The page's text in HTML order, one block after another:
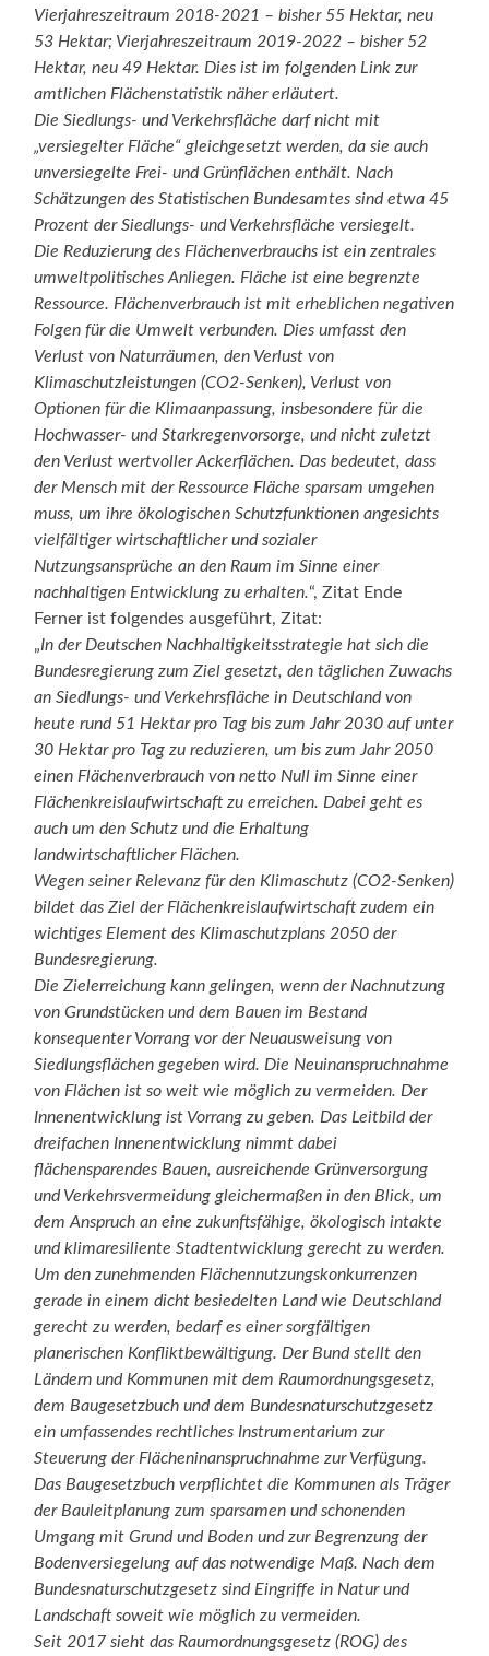
Vierjahreszeitraum 2018-2021 – bisher 55 Hektar, neu
53 Hektar; Vierjahreszeitraum 2019-2022 – bisher 52
Hektar, neu 49 Hektar. Dies ist im folgenden Link zur
amtlichen Flächenstatistik näher erläutert.
Die Siedlungs- und Verkehrsfläche darf nicht mit
„versiegelter Fläche“ gleichgesetzt werden, da sie auch
unversiegelte Frei- und Grünflächen enthält. Nach
Schätzungen des Statistischen Bundesamtes sind etwa 45
Prozent der Siedlungs- und Verkehrsfläche versiegelt.
Die Reduzierung des Flächenverbrauchs ist ein zentrales
umweltpolitisches Anliegen. Fläche ist eine begrenzte
Ressource. Flächenverbrauch ist mit erheblichen negativen
Folgen für die Umwelt verbunden. Dies umfasst den
Verlust von Naturräumen, den Verlust von
Klimaschutzleistungen (CO2-Senken), Verlust von
Optionen für die Klimaanpassung, insbesondere für die
Hochwasser- und Starkregenvorsorge, und nicht zuletzt
den Verlust wertvoller Ackerflächen. Das bedeutet, dass
der Mensch mit der Ressource Fläche sparsam umgehen
muss, um ihre ökologischen Schutzfunktionen angesichts
vielfältiger wirtschaftlicher und sozialer
Nutzungsansprüche an den Raum im Sinne einer
nachhaltigen Entwicklung zu erhalten.“, Zitat Ende
Ferner ist folgendes ausgeführt, Zitat:
„In der Deutschen Nachhaltigkeitsstrategie hat sich die
Bundesregierung zum Ziel gesetzt, den täglichen Zuwachs
an Siedlungs- und Verkehrsfläche in Deutschland von
heute rund 51 Hektar pro Tag bis zum Jahr 2030 auf unter
30 Hektar pro Tag zu reduzieren, um bis zum Jahr 2050
einen Flächenverbrauch von netto Null im Sinne einer
Flächenkreislaufwirtschaft zu erreichen. Dabei geht es
auch um den Schutz und die Erhaltung
landwirtschaftlicher Flächen.
Wegen seiner Relevanz für den Klimaschutz (CO2-Senken)
bildet das Ziel der Flächenkreislaufwirtschaft zudem ein
wichtiges Element des Klimaschutzplans 2050 der
Bundesregierung.
Die Zielerreichung kann gelingen, wenn der Nachnutzung
von Grundstücken und dem Bauen im Bestand
konsequenter Vorrang vor der Neuausweisung von
Siedlungsflächen gegeben wird. Die Neuinanspruchnahme
von Flächen ist so weit wie möglich zu vermeiden. Der
Innenentwicklung ist Vorrang zu geben. Das Leitbild der
dreifachen Innenentwicklung nimmt dabei
flächensparendes Bauen, ausreichende Grünversorgung
und Verkehrsvermeidung gleichermaßen in den Blick, um
dem Anspruch an eine zukunftsfähige, ökologisch intakte
und klimaresiliente Stadtentwicklung gerecht zu werden.
Um den zunehmenden Flächennutzungskonkurrenzen
gerade in einem dicht besiedelten Land wie Deutschland
gerecht zu werden, bedarf es einer sorgfältigen
planerischen Konfliktbewältigung. Der Bund stellt den
Ländern und Kommunen mit dem Raumordnungsgesetz,
dem Baugesetzbuch und dem Bundesnaturschutzgesetz
ein umfassendes rechtliches Instrumentarium zur
Steuerung der Flächeninanspruchnahme zur Verfügung.
Das Baugesetzbuch verpflichtet die Kommunen als Träger
der Bauleitplanung zum sparsamen und schonenden
Umgang mit Grund und Boden und zur Begrenzung der
Bodenversiegelung auf das notwendige Maß. Nach dem
Bundesnaturschutzgesetz sind Eingriffe in Natur und
Landschaft soweit wie möglich zu vermeiden.
Seit 2017 sieht das Raumordnungsgesetz (ROG) des